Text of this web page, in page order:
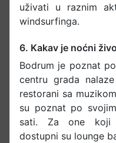
uživati u raznim
windsurfinga.​
6. Kakav je noćni
Bodrum je poznat
centru grada
restorani sa
su poznat po
sati. Za one koji
dostupni su lounge